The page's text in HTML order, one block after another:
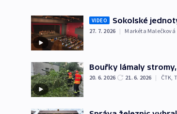
VIDEO Sokolské
27. 7. 2026 | Markéta Malečková
Bouřky lámaly
20. 6. 2026 21. 6. 2026 | ČTK,